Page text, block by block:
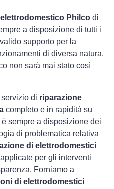
Philco di
a disposizione di tutti i
supporto per la
di diversa natura.
non sarà mai stato così
di riparazione
completo e in rapidità su
sempre a disposizione dei
di problematica relativa
di elettrodomestici
per gli interventi
Forniamo a
di elettrodomestici